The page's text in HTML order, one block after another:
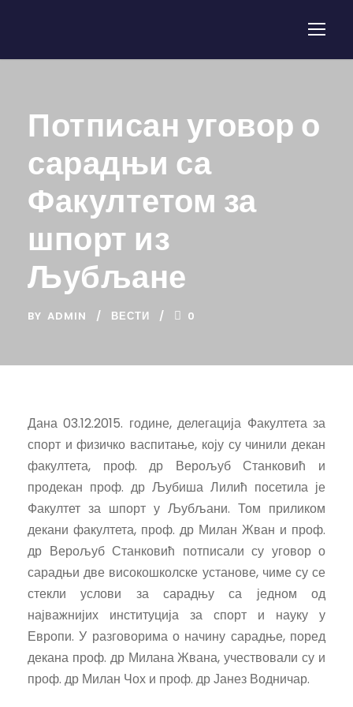
Потписан уговор о
сарадњи са
Факултетом за
шпорт из
Љубљане
BY ADMIN ВЕСТИ 0
Дана 03.12.2015. године, делегација Факултета за
спорт и физичко васпитање, коју су чинили декан
факултета, проф. др Верољуб Станковић и
продекан проф. др Љубиша Лилић посетила је
Факултет за шпорт у Љубљани. Том приликом
декани факултета, проф. др Милан Жван и проф.
др Верољуб Станковић потписали су уговор о
сарадњи две високошколске установе, чиме су се
стекли услови за сарадњу са једном од
најважнијих институција за спорт и науку у
Европи. У разговорима о начину сарадње, поред
декана проф. др Милана Жвана, учествовали су и
проф. др Милан Чох и проф. др Јанез Водничар.